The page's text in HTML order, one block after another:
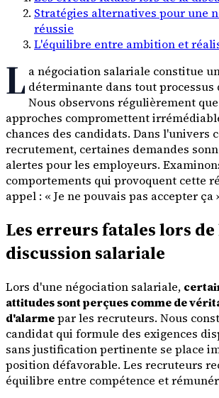
Stratégies alternatives pour une
réussie
L'équilibre entre ambition et
L a négociation salariale constitue
déterminante dans tout processus
Nous observons régulièrement
approches compromettent
chances des candidats. Dans l'univers
recrutement, certaines demandes
alertes pour les employeurs.
comportements qui provoquent cette
appel : « Je ne pouvais pas accepter ça
Les erreurs fatales lors de
discussion salariale
Lors d'une négociation salariale,
attitudes sont perçues comme de
d'alarmepar les recruteurs. Nous
candidat qui formule des exigences
sans justification pertinente se place
position défavorable. Les recruteurs
équilibre entre compétence et